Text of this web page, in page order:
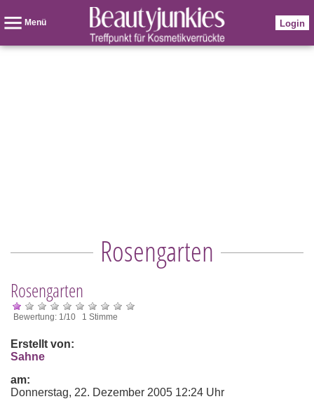
Menü Login
Rosengarten
Rosengarten
Bewertung: 1/10 1 Stimme
Erstellt von:
Sahne
am:
Donnerstag, 22. Dezember 2005 12:24 Uhr